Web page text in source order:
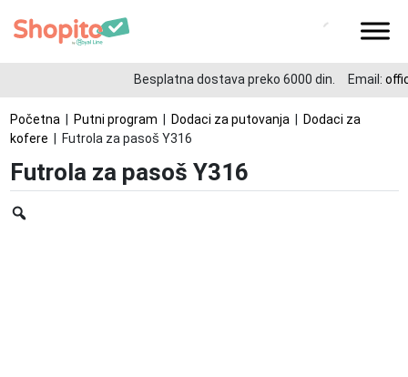
Besplatna dostava preko 6000 din. Email:
Početna Putni program Dodaci za putovanja
Dodaci za
kofere | Futrola za pasoš Y316
Futrola za pasoš Y316